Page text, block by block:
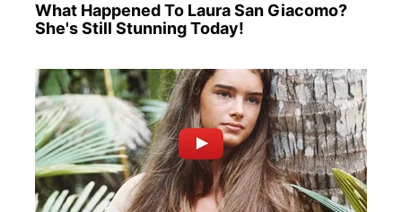
What Happened To Laura San Giacomo?
She's Still Stunning Today!